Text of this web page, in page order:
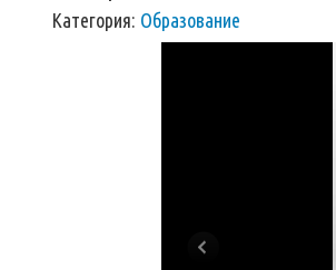
Категория: Образование